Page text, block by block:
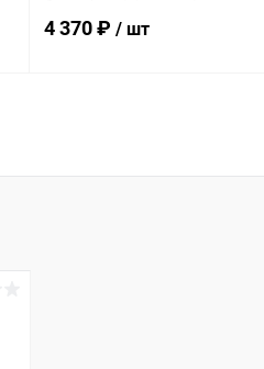
4 370 ₽ / шт
В избранное